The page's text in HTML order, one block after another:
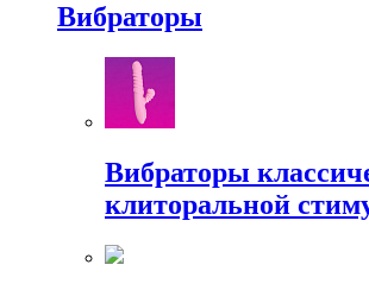
Вибраторы
Вибраторы
клиторальной